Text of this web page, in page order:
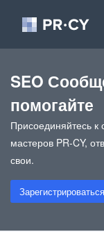
SEO
помогайте
Присоединяйтесь
мастеров PR-CY,
свои.
Зарегистрироваться